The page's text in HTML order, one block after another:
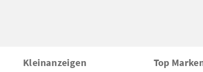
Kleinanzeigen Top